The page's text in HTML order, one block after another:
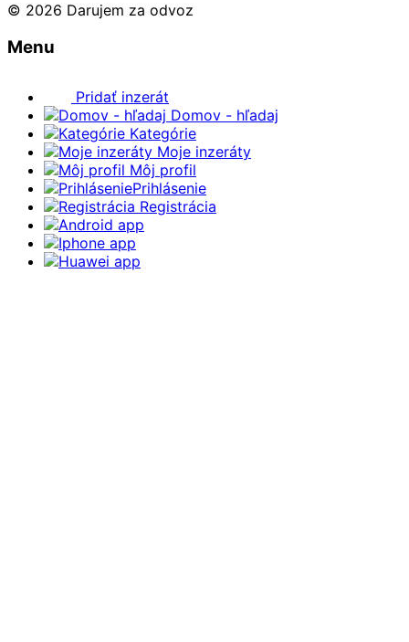
© 2026 Darujem za odvoz
Menu
Pridať inzerát
Domov - hľadaj
Kategórie
Moje inzeráty
Môj profil
Prihlásenie
Registrácia